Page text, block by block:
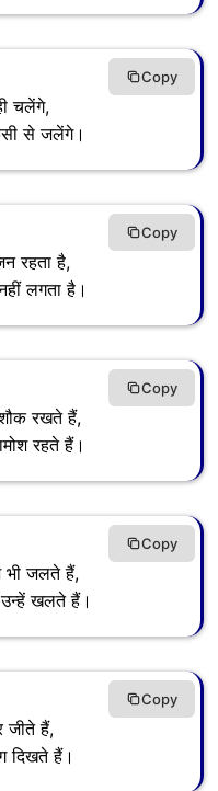
चलेंगे,
से जलेंगे।
Copy
रहता है,
लगता है।
Copy
रखते हैं,
रहते हैं।
Copy
जलते हैं,
उन्हें खलते हैं।
Copy
जीते हैं,
दिखते हैं।
Copy